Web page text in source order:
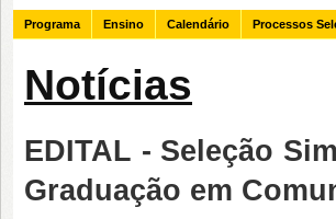
Programa Ensino Calendário Processos
Notícias
EDITAL - Seleção
Graduação em